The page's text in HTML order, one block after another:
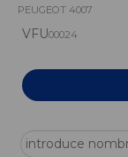
PEUGEOT 4007
VFU00024